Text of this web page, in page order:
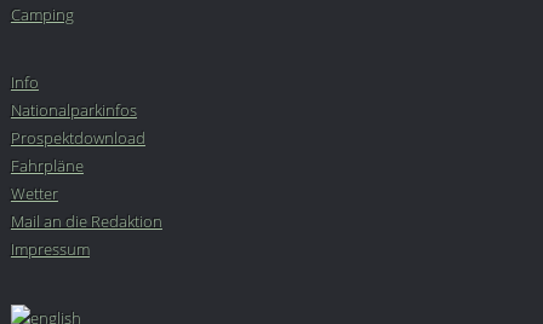
Camping
Info
Nationalparkinfos
Prospektdownload
Fahrpläne
Wetter
Mail an die Redaktion
Impressum